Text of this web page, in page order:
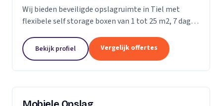
Wij bieden beveiligde opslagruimte in Tiel met
flexibele self storage boxen van 1 tot 25 m2, 7 dagen
Bekijk profiel Vergelijk offertes